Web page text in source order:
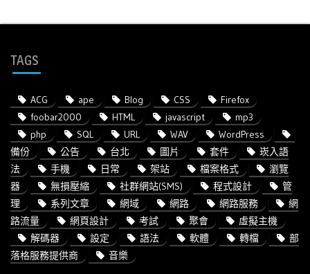
TAGS
ACG ape Blog CSS
Firefox
foobar2000
HTML javascript
mp3
php
SQL URL WAV
WordPress
備份
公告 台北 圖片 套件
崁入語
法
手機 日常 架站 檔案格式
瀏覽
器
無損壓縮 社群網站(SMS) 程式設計
管
理
系列文章 網域 網路 網路服務
網
路流量
網頁設計 考試 聚會
虛擬主機
解碼器
設定 語法 軟體 轉檔
部
落格服務提供商
音樂